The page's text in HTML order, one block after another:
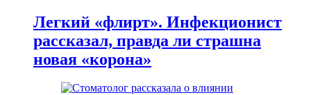
Легкий «флирт». Инфекционист
рассказал, правда ли страшна
новая «корона»